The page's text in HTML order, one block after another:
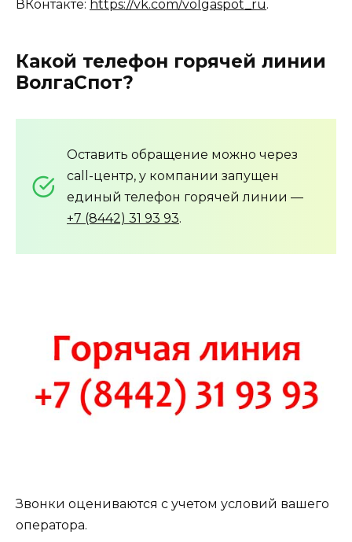
ВКонтакте: https://vk.com/volgaspot_ru.
Какой телефон горячей линии
ВолгаСпот?
Оставить обращение можно через
call-центр, у компании запущен
единый телефон горячей линии —
+7 (8442) 31 93 93.
Звонки оцениваются с учетом условий вашего
оператора.